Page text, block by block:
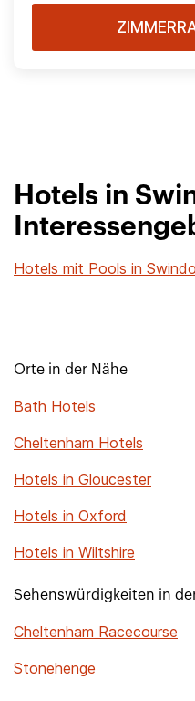
Hotels in
Hotels mit Pools in
Orte in der Nähe
Bath Hotels
Cheltenham Hotels
Hotels in Gloucester
Hotels in Oxford
Hotels in Wiltshire
Sehenswürdigkeiten in
Cheltenham Racecourse
Stonehenge